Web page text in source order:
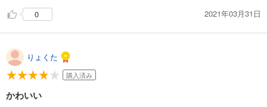
0 2021年03月31日
りょくた
購入済み
かわいい